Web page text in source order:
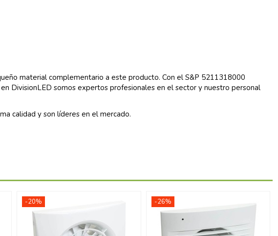
material complementario a este producto. Con el S&P 5211318000
DivisionLED somos expertos profesionales en el sector y nuestro personal
calidad y son líderes en el mercado.
-20% -26%